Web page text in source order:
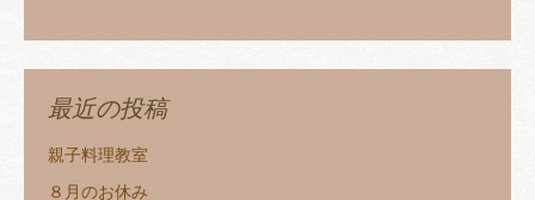
最近の投稿
親子料理教室
８月のお休み